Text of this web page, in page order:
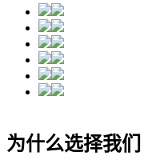
为什么选择我们